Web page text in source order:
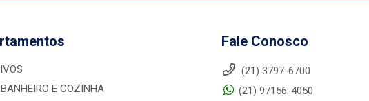
E COZINHA
Fale Conosco
(21) 3797-6700
(21) 97156-4050